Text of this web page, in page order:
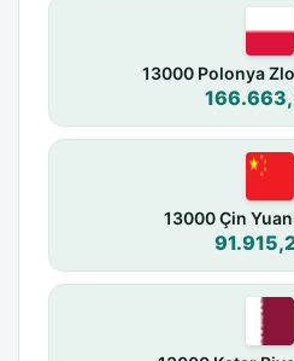
13000 Polonya
13000 Çin